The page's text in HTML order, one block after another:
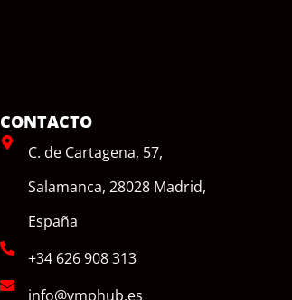
CONTACTO
C. de Cartagena, 57,
Salamanca, 28028 Madrid,
España
+34 626 908 313
info@vmphub.es